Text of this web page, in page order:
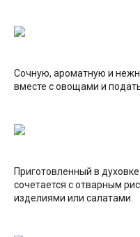
Сочную, ароматную и
вместе с овощами и
Приготовленный в
сочетается с отварным
изделиями или салатами.